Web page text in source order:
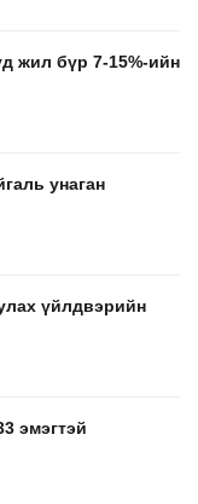
жил бүр 7-15%-ийн
унаган
үйлдвэрийн
эмэгтэй